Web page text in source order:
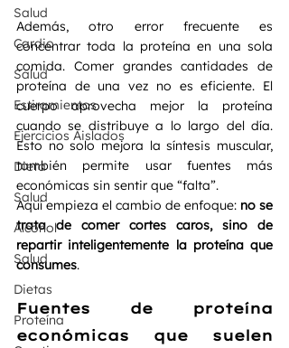
Salud
Cardio
Salud
Estiramientos
Ejercicios Aislados
Dieta
Salud
Alcohol
Salud
Dietas
Proteína
Además, otro error frecuente es
concentrar toda la proteína en una sola
comida. Comer grandes cantidades de
proteína de una vez no es eficiente. El
cuerpo aprovecha mejor la proteína
cuando se distribuye a lo largo del día.
Esto no solo mejora la síntesis muscular,
también permite usar fuentes más
económicas sin sentir que “falta”.
Aquí empieza el cambio de enfoque: no se
trata de comer cortes caros, sino de
repartir inteligentemente la proteína que
consumes.
Fuentes de proteína
económicas que suelen